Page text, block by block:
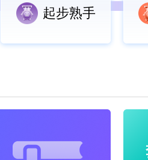
起步熟手